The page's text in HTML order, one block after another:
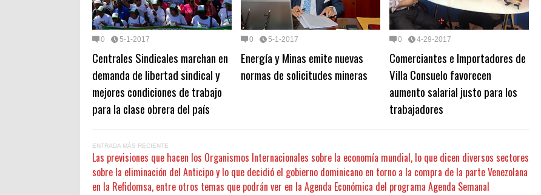
0 5-1-2017
Centrales Sindicales marchan en
demanda de libertad sindical y
mejores condiciones de trabajo
para la clase obrera del país
0 5-1-2017
Energía y Minas emite nuevas
normas de solicitudes mineras
0 4-29-2017
Comerciantes e Importadores de
Villa Consuelo favorecen
aumento salarial justo para los
trabajadores
ENTRADA MÁS RECIENTE
Las previsiones que hacen los Organismos Internacionales sobre la economía mundial, lo que dicen diversos sectores
sobre la eliminación del Anticipo y lo que decidió el gobierno dominicano en torno a la compra de la parte Venezolana
en la Refidomsa, entre otros temas que podrán ver en la Agenda Económica del programa Agenda Semanal